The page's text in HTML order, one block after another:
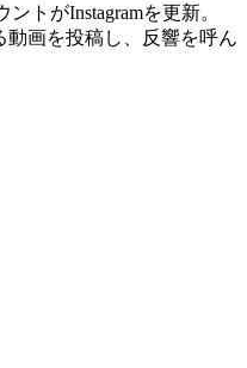
トがInstagramを更新。
画を投稿し、反響を呼ん